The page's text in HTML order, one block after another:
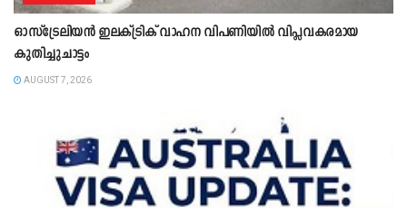
ഓസ്‌ട്രേലിയൻ ഇലക്ട്രിക് വാഹന വിപണിയിൽ വിപ്ലവകരമായ
കുതിച്ചുചാട്ടം
AUGUST 7, 2026